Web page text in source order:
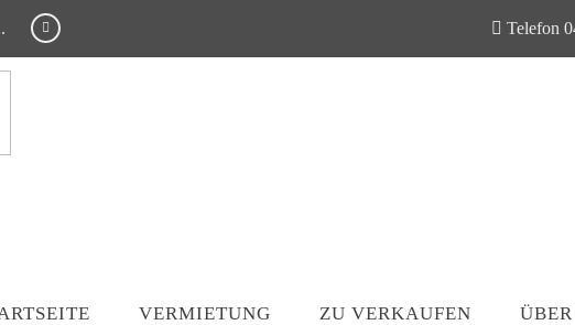
Telefon
VERMIETUNG ZU VERKAUFEN